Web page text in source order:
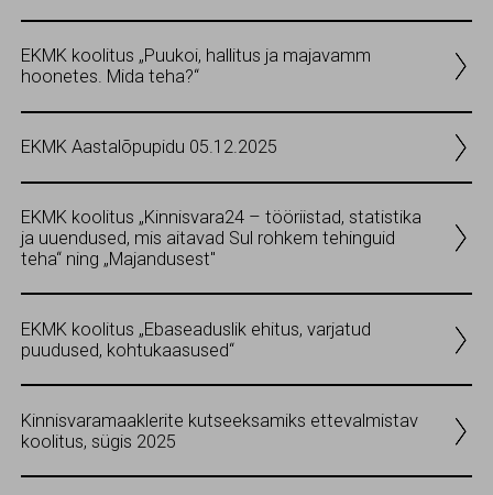
EKMK koolitus „Puukoi, hallitus ja majavamm
hoonetes. Mida teha?“
EKMK Aastalõpupidu 05.12.2025
EKMK koolitus „Kinnisvara24 – tööriistad, statistika
ja uuendused, mis aitavad Sul rohkem tehinguid
teha“ ning „Majandusest"
EKMK koolitus „Ebaseaduslik ehitus, varjatud
puudused, kohtukaasused“
Kinnisvaramaaklerite kutseeksamiks ettevalmistav
koolitus, sügis 2025